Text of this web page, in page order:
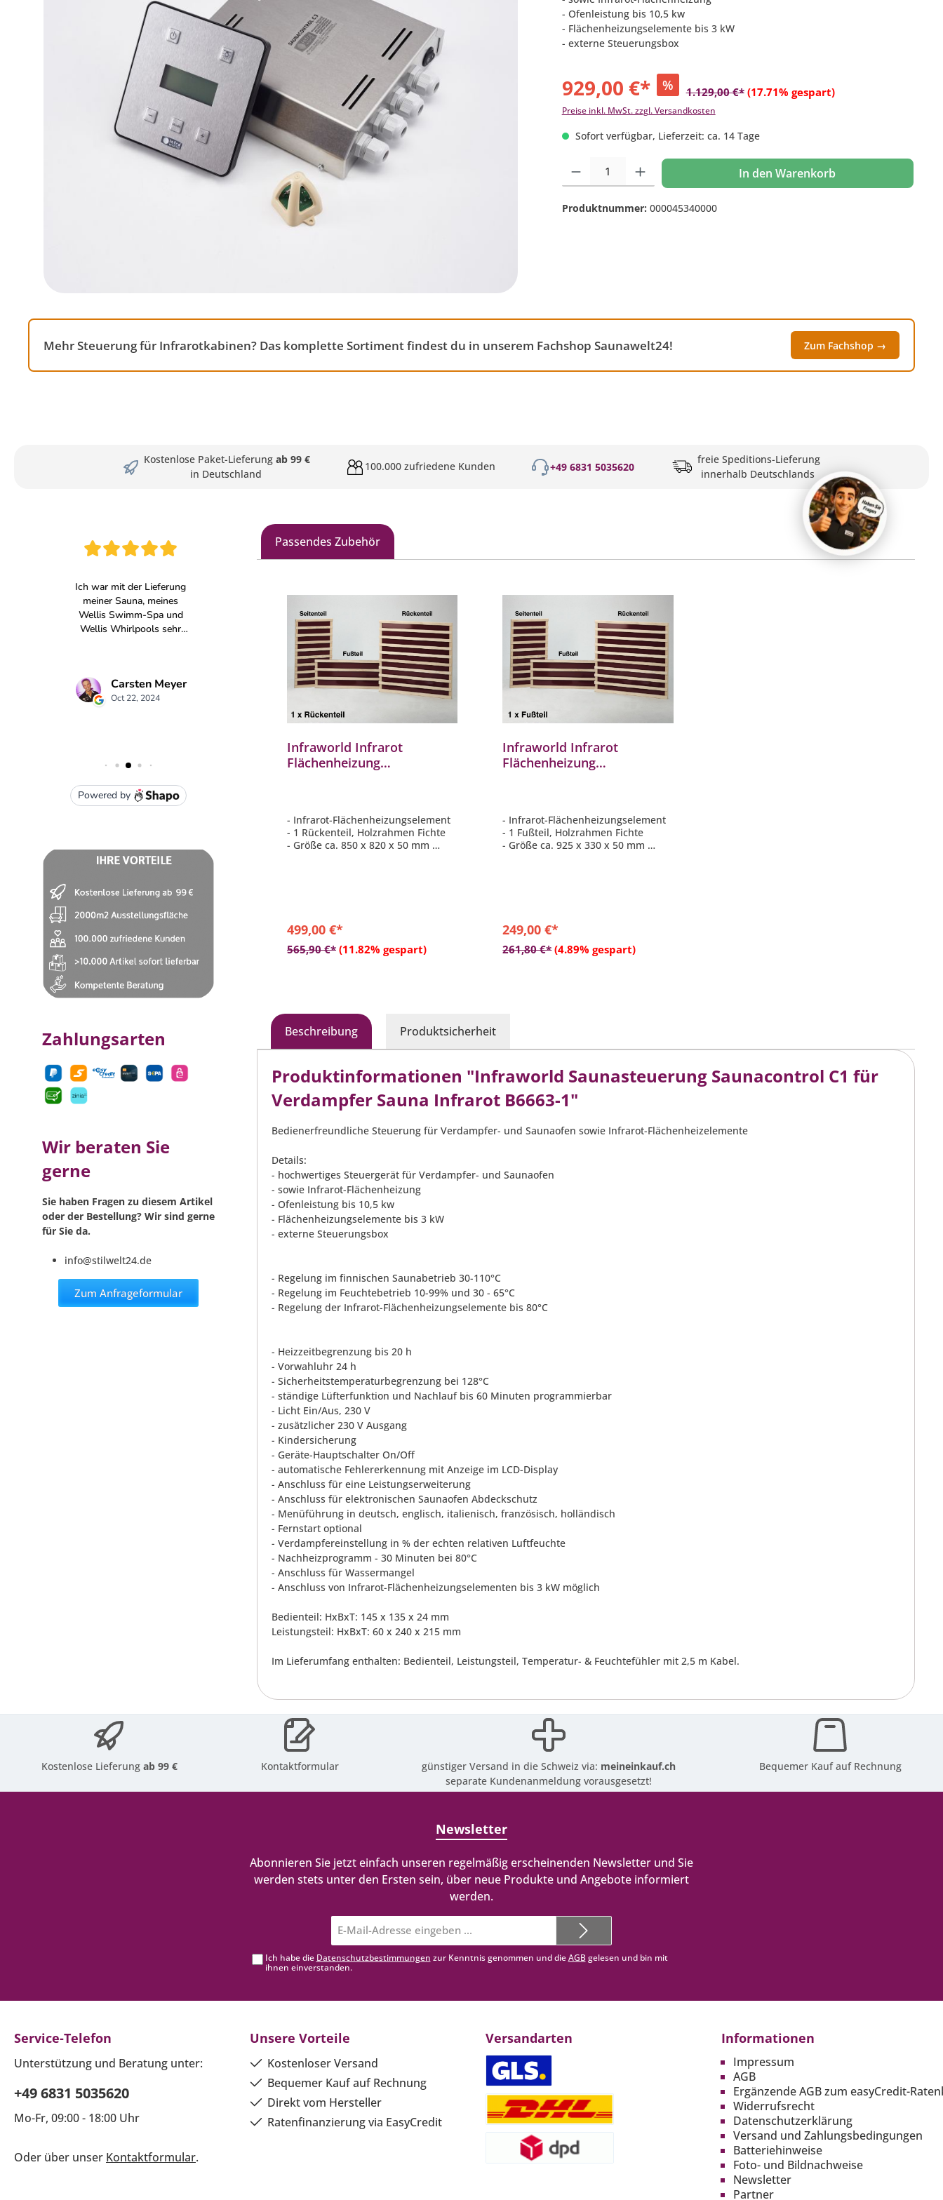
- Ofenleistung bis 10,5 kw
- Flächenheizungselemente bis 3 kW
- externe Steuerungsbox
929,00 €* % 1.129,00 €* (17.71% gespart)
Preise inkl. MwSt. zzgl. Versandkosten
Sofort verfügbar, Lieferzeit: ca. 14 Tage
Produkt Anzahl: Gib den gewünschten Wert ein oder benutze die Schaltflächen um die
In den Warenkorb
Produktnummer: 000045340000
Mehr Steuerung für Infrarotkabinen? Das komplette Sortiment findest du in unserem Fachshop Saunawelt24! Zum Fachshop →
Kostenlose Paket-Lieferung ab 99 €
in Deutschland
100.000 zufriedene Kunden +49 6831 5035620
freie Speditions-Lieferung
innerhalb Deutschlands
Zahlungsarten
Wir beraten Sie
gerne
Sie haben Fragen zu diesem Artikel
oder der Bestellung? Wir sind gerne
für Sie da.
info@stilwelt24.de
Zum Anfrageformular
Passendes Zubehör
Infraworld Infrarot
Flächenheizung
- Infrarot-Flächenheizungselement
- 1 Rückenteil, Holzrahmen Fichte
- Größe ca. 850 x 820 x 50 mm
499,00 €*
565,90 €* (11.82% gespart)
In den Warenkorb
Infraworld Infrarot
Flächenheizung
- Infrarot-Flächenheizungselement
- 1 Fußteil, Holzrahmen Fichte
- Größe ca. 925 x 330 x 50 mm
249,00 €*
261,80 €* (4.89% gespart)
In den Warenkorb
Beschreibung Produktsicherheit
Produktinformationen "Infraworld Saunasteuerung Saunacontrol C1 für
Verdampfer Sauna Infrarot B6663-1"
Bedienerfreundliche Steuerung für Verdampfer- und Saunaofen sowie Infrarot-Flächenheizelemente
Details:
- hochwertiges Steuergerät für Verdampfer- und Saunaofen
- sowie Infrarot-Flächenheizung
- Ofenleistung bis 10,5 kw
- Flächenheizungselemente bis 3 kW
- externe Steuerungsbox
- Regelung im finnischen Saunabetrieb 30-110°C
- Regelung im Feuchtebetrieb 10-99% und 30 - 65°C
- Regelung der Infrarot-Flächenheizungselemente bis 80°C
- Heizzeitbegrenzung bis 20 h
- Vorwahluhr 24 h
- Sicherheitstemperaturbegrenzung bei 128°C
- ständige Lüfterfunktion und Nachlauf bis 60 Minuten programmierbar
- Licht Ein/Aus, 230 V
- zusätzlicher 230 V Ausgang
- Kindersicherung
- Geräte-Hauptschalter On/Off
- automatische Fehlererkennung mit Anzeige im LCD-Display
- Anschluss für eine Leistungserweiterung
- Anschluss für elektronischen Saunaofen Abdeckschutz
- Menüführung in deutsch, englisch, italienisch, französisch, holländisch
- Fernstart optional
- Verdampfereinstellung in % der echten relativen Luftfeuchte
- Nachheizprogramm - 30 Minuten bei 80°C
- Anschluss für Wassermangel
- Anschluss von Infrarot-Flächenheizungselementen bis 3 kW möglich
Bedienteil: HxBxT: 145 x 135 x 24 mm
Leistungsteil: HxBxT: 60 x 240 x 215 mm
Im Lieferumfang enthalten: Bedienteil, Leistungsteil, Temperatur- & Feuchtefühler mit 2,5 m Kabel.
Kostenlose Lieferungab 99 € Kontaktformular günstiger Versand in die Schweiz via: meineinkauf.ch
separate Kundenanmeldung vorausgesetzt!
Bequemer Kauf auf Rechnung
Newsletter
Abonnieren Sie jetzt einfach unseren regelmäßig erscheinenden Newsletter und Sie
werden stets unter den Ersten sein, über neue Produkte und Angebote informiert
werden.
Mail-
Adresse*
Ich habe die Datenschutzbestimmungen zur Kenntnis genommen und dieAGBgelesen und bin mit
ihnen einverstanden.
Service-Telefon
Unterstützung und Beratung unter:
+49 6831 5035620
Mo-Fr, 09:00 - 18:00 Uhr
Oder über unser Kontaktformular.
Unsere Vorteile
Kostenloser Versand
Bequemer Kauf auf Rechnung
Direkt vom Hersteller
Ratenfinanzierung via EasyCredit
Versandarten Informationen
Impressum
AGB
Ergänzende AGB zum easyCredit-
Widerrufsrecht
Datenschutzerklärung
Versand und Zahlungsbedingungen
Batteriehinweise
Foto- und Bildnachweise
Newsletter
Partner